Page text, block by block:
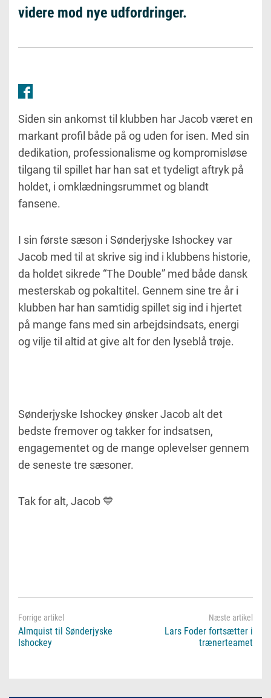
videre mod nye udfordringer.
Siden sin ankomst til klubben har Jacob været en
markant profil både på og uden for isen. Med sin
dedikation, professionalisme og kompromisløse
tilgang til spillet har han sat et tydeligt aftryk på
holdet, i omklædningsrummet og blandt
fansene.
I sin første sæson i Sønderjyske Ishockey var
Jacob med til at skrive sig ind i klubbens historie,
da holdet sikrede “The Double” med både dansk
mesterskab og pokaltitel. Gennem sine tre år i
klubben har han samtidig spillet sig ind i hjertet
på mange fans med sin arbejdsindsats, energi
og vilje til altid at give alt for den lyseblå trøje.
Sønderjyske Ishockey ønsker Jacob alt det
bedste fremover og takker for indsatsen,
engagementet og de mange oplevelser gennem
de seneste tre sæsoner.
Tak for alt, Jacob 💙
Almquist til Sønderjyske
Ishockey
Lars Foder fortsætter i
trænerteamet